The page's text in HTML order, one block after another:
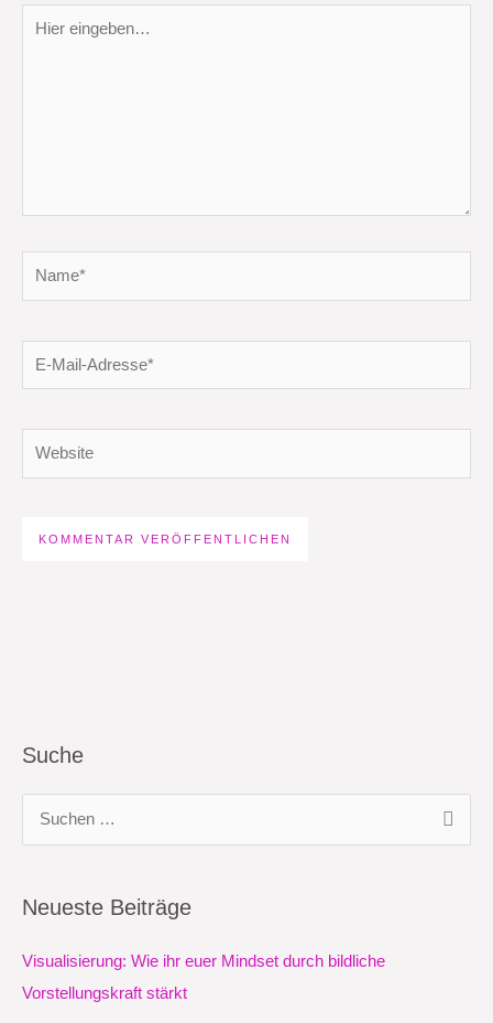
eingeben…
Mail-
Suche
h
e
n
Neueste Beiträge
Visualisierung: Wie ihr euer Mindset durch bildliche
Vorstellungskraft stärkt